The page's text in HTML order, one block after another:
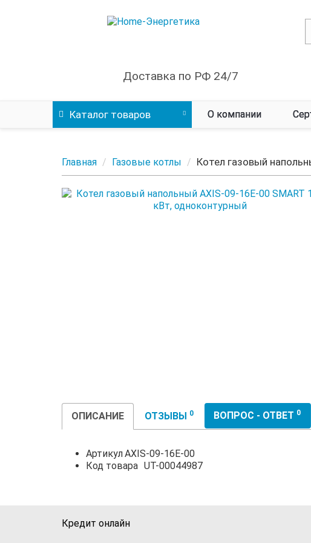
Доставка по РФ 24/7
Каталог товаров О компании
Главная Газовые котлы Котел газовый
ОПИСАНИЕ ОТЗЫВЫ 0 ВОПРОС - ОТВЕТ 0
АртикулAXIS-09-16E-00
Код товара UT-00044987
Кредит онлайн